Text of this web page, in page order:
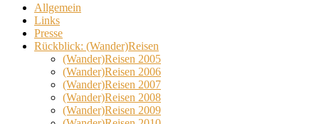
Allgemein
Links
Presse
Rückblick: (Wander)Reisen
(Wander)Reisen 2005
(Wander)Reisen 2006
(Wander)Reisen 2007
(Wander)Reisen 2008
(Wander)Reisen 2009